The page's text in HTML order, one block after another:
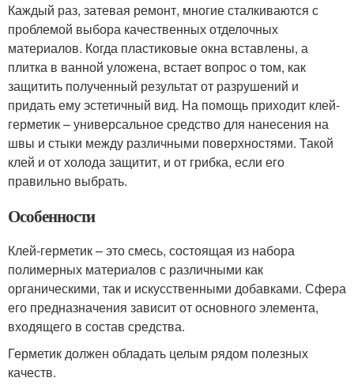
Каждый раз, затевая ремонт, многие сталкиваются с
проблемой выбора качественных отделочных
материалов. Когда пластиковые окна вставлены, а
плитка в ванной уложена, встает вопрос о том, как
защитить полученный результат от разрушений и
придать ему эстетичный вид. На помощь приходит клей-
герметик – универсальное средство для нанесения на
швы и стыки между различными поверхностями. Такой
клей и от холода защитит, и от грибка, если его
правильно выбрать.
Особенности
Клей-герметик – это смесь, состоящая из набора
полимерных материалов с различными как
органическими, так и искусственными добавками. Сфера
его предназначения зависит от основного элемента,
входящего в состав средства.
Герметик должен обладать целым рядом полезных
качеств.